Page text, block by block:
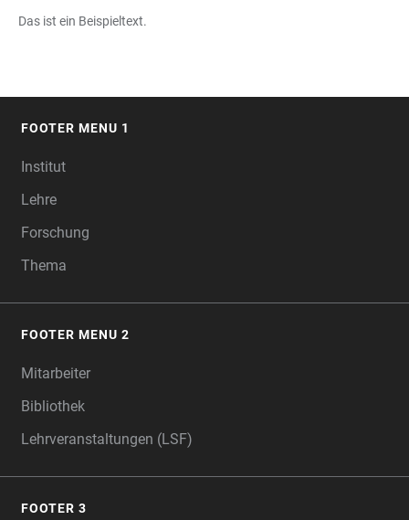
Das ist ein Beispieltext.
FOOTER MENU 1
Institut
Lehre
Forschung
Thema
FOOTER MENU 2
Mitarbeiter
Bibliothek
Lehrveranstaltungen (LSF)
FOOTER 3